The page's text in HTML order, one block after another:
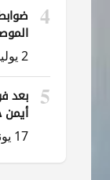
4
الوقود
2 يوليو
5
بعد
أيمن
17 يونيو